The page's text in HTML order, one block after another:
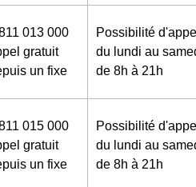
013 000
gratuit
un fixe
Possibilité
du lundi au
de 8h à 21h
015 000
gratuit
un fixe
Possibilité
du lundi au
de 8h à 21h